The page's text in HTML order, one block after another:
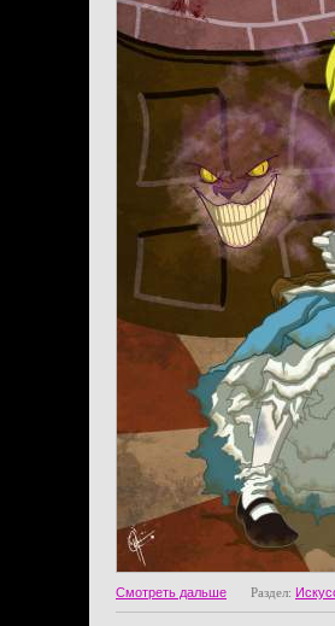
Смотреть дальше Раздел: